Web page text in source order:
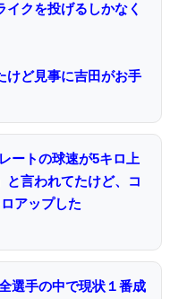
クを投げるしかなく
けど見事に吉田がお手
ートの球速が5キロ上
と言われてたけど、コ
アップした
選手の中で現状１番成